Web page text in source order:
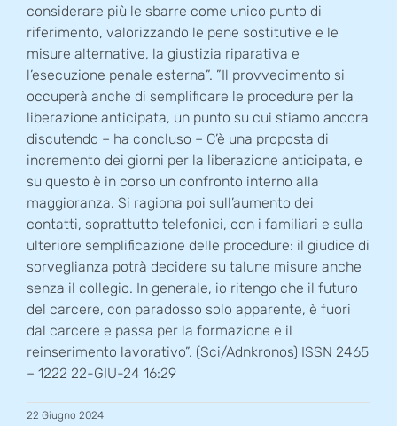
considerare più le sbarre come unico punto di
riferimento, valorizzando le pene sostitutive e le
misure alternative, la giustizia riparativa e
l’esecuzione penale esterna”. ”Il provvedimento si
occuperà anche di semplificare le procedure per la
liberazione anticipata, un punto su cui stiamo ancora
discutendo – ha concluso – C’è una proposta di
incremento dei giorni per la liberazione anticipata, e
su questo è in corso un confronto interno alla
maggioranza. Si ragiona poi sull’aumento dei
contatti, soprattutto telefonici, con i familiari e sulla
ulteriore semplificazione delle procedure: il giudice di
sorveglianza potrà decidere su talune misure anche
senza il collegio. In generale, io ritengo che il futuro
del carcere, con paradosso solo apparente, è fuori
dal carcere e passa per la formazione e il
reinserimento lavorativo”. (Sci/Adnkronos) ISSN 2465
– 1222 22-GIU-24 16:29
22 Giugno 2024